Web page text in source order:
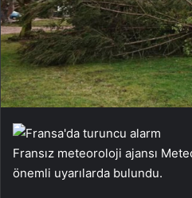
Fransız meteoroloji ajansı
önemli uyarılarda bulundu.